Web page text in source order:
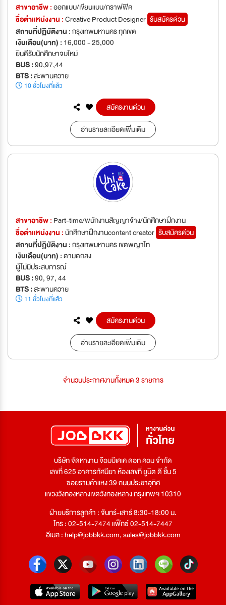
สาขาอาชีพ :ออกแบบ/เขียนแบบ/กราฟฟิค
ชื่อตำเเหน่งงาน :Creative Product Designer รับสมัครด่วน
สถานที่ปฏิบัติงาน :กรุงเทพมหานคร ทุกเขต
เงินเดือน(บาท) : 16,000 - 25,000
ยินดีรับนักศึกษาจบใหม่
BUS :90,97,44
BTS :สะพานควาย
10 ชั่วโมงที่แล้ว
สมัครงานด่วน
อ่านรายละเอียดเพิ่มเติม
สาขาอาชีพ : Part-time/พนักงานสัญญาจ้าง/นักศึกษาฝึกงาน
ชื่อตำเเหน่งงาน :นักศึกษาฝึกงานcontent creator รับสมัครด่วน
สถานที่ปฏิบัติงาน :กรุงเทพมหานคร เขตพญาไท
เงินเดือน(บาท) :ตามตกลง
ผู้ไม่มีประสบการณ์
BUS :90, 97, 44
BTS :สะพานควาย
11 ชั่วโมงที่แล้ว
สมัครงานด่วน
อ่านรายละเอียดเพิ่มเติม
จำนวนประกาศงานทั้งหมด 3 รายการ
บริษัท จัดหางาน จ๊อบบีเคเค ดอท คอม จำกัด
เลขที่ 625 อาคารทัศนียา ห้องเลขที่ ยูนิต ดี ชั้น 5
ซอยรามคำแหง 39 ถนนประชาอุทิศ
แขวงวังทองหลางเขตวังทองหลาง กรุงเทพฯ 10310
ฝ่ายบริการลูกค้า : จันทร์-เสาร์ 8:30-18:00 น.
โทร : 02-514-7474 แฟ็กซ์ 02-514-7447
อีเมล :help@jobbkk.com,sales@jobbkk.com